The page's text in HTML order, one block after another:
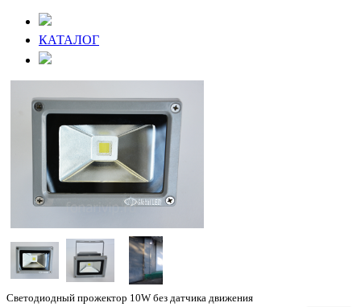
КАТАЛОГ
Светодиодный прожектор 10W без датчика движения